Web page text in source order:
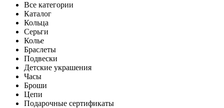
Все категории
Каталог
Кольца
Серьги
Колье
Браслеты
Подвески
Детские украшения
Часы
Броши
Цепи
Подарочные сертификаты